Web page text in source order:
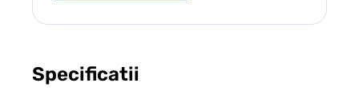
Specificatii